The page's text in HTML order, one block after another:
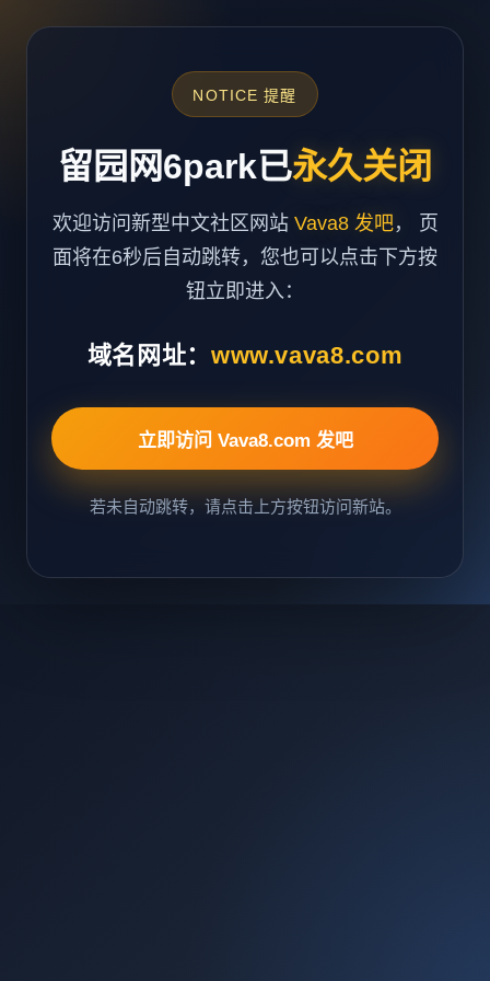
NOTICE 提醒
留园网6park已永久关闭
欢迎访问新型中文社区网站 Vava8 发吧， 页
面将在6秒后自动跳转，您也可以点击下方按
钮立即进入：
域名网址： www.vava8.com
立即访问 Vava8.com 发吧
若未自动跳转，请点击上方按钮访问新站。